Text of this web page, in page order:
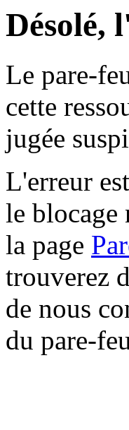
Désolé,
Le pare-
cette
jugée
L'erreur
le blocage
la page
trouverez
de nous
du pare-